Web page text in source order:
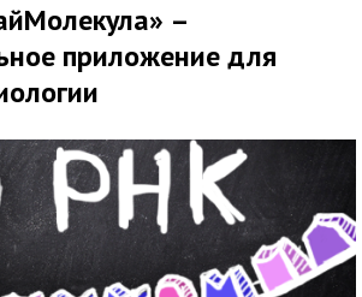
–
приложение для